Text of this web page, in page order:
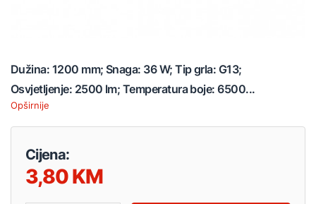
Dužina: 1200 mm; Snaga: 36 W; Tip grla: G13;
Osvjetljenje: 2500 lm; Temperatura boje: 6500...
Opširnije
Cijena:
3,80